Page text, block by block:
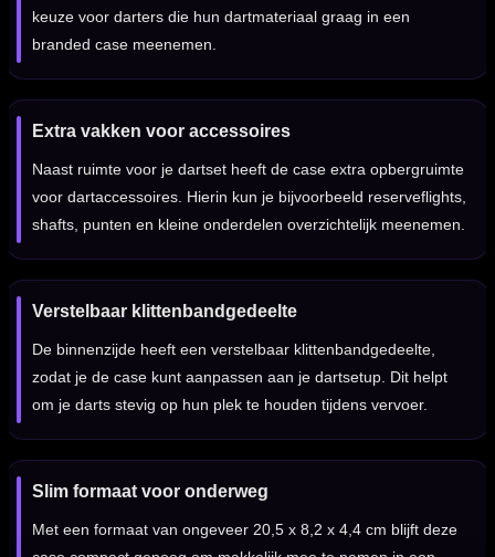
keuze voor darters die hun dartmateriaal graag in een
branded case meenemen.
Extra vakken voor accessoires
Naast ruimte voor je dartset heeft de case extra opbergruimte
voor dartaccessoires. Hierin kun je bijvoorbeeld reserveflights,
shafts, punten en kleine onderdelen overzichtelijk meenemen.
Verstelbaar klittenbandgedeelte
De binnenzijde heeft een verstelbaar klittenbandgedeelte,
zodat je de case kunt aanpassen aan je dartsetup. Dit helpt
om je darts stevig op hun plek te houden tijdens vervoer.
Slim formaat voor onderweg
Met een formaat van ongeveer 20,5 x 8,2 x 4,4 cm blijft deze